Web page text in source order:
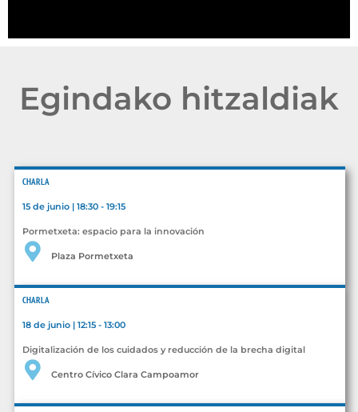
Egindako hitzaldiak
CHARLA
15 de junio | 18:30 - 19:15
Pormetxeta: espacio para la innovación
Plaza Pormetxeta
CHARLA
18 de junio | 12:15 - 13:00
Digitalización de los cuidados y reducción de la brecha digital
Centro Cívico Clara Campoamor